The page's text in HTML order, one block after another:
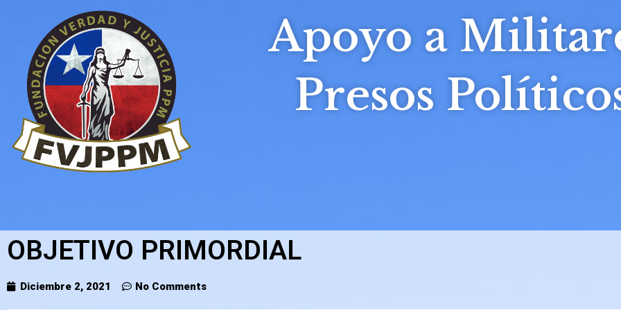
content
Apoyo a
Presos
OBJETIVO PRIMORDIAL
Diciembre 2, 2021 No Comments